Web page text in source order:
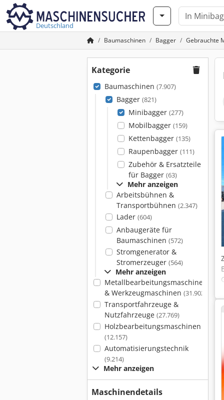
Deutschland
Baumaschinen Bagger Gebrauchte
Kategorie
Baumaschinen (7.907)
Bagger (821)
Minibagger (277)
Mobilbagger (159)
Kettenbagger (135)
Raupenbagger (111)
Zubehör & Ersatzteile
für Bagger (63)
Mehr anzeigen
Arbeitsbühnen &
Transportbühnen (2.347)
Lader (604)
Anbaugeräte für
Baumaschinen (572)
Stromgenerator &
Stromerzeuger (564)
Mehr anzeigen
Metallbearbeitungsmaschinen
& Werkzeugmaschinen (31.902)
Transportfahrzeuge &
Nutzfahrzeuge (27.769)
Holzbearbeitungsmaschinen
(12.157)
Automatisierungstechnik
(9.214)
Mehr anzeigen
Maschinendetails